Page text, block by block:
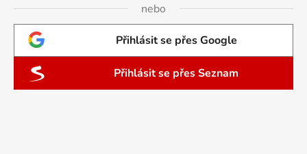
nebo
Přihlásit se přes Google
Přihlásit se přes Seznam